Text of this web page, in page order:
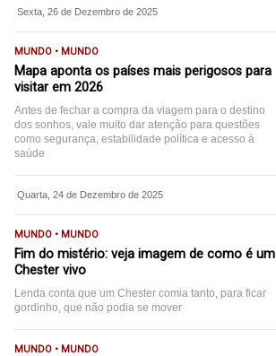
Sexta, 26 de Dezembro de 2025
MUNDO • MUNDO
Mapa aponta os países mais perigosos para
visitar em 2026
Antes de fechar a compra da viagem para o destino
dos sonhos, vale muito dar atenção para questões
como segurança, estabilidade política e acesso à
saúde
Quarta, 24 de Dezembro de 2025
MUNDO • MUNDO
Fim do mistério: veja imagem de como é um
Chester vivo
Lenda conta que um Chester comia tanto, para ficar
gordinho, que não podia se mover
MUNDO • MUNDO